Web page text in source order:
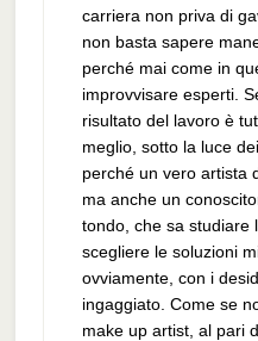
carriera non priva di
non basta sapere
perché mai come in
improvvisare esperti.
risultato del lavoro è
meglio, sotto la luce
perché un vero artista
ma anche un
tondo, che sa studiare
scegliere le soluzioni
ovviamente, con i
ingaggiato. Come se
make up artist, al pari